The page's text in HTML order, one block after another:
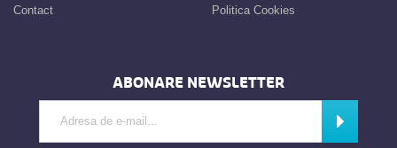
Contact Politica Cookies
ABONARE NEWSLETTER